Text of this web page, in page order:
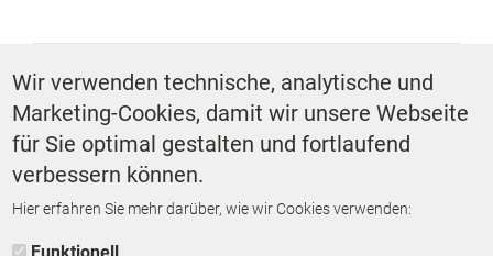
Ländlicher Raum
ZURÜCK ZUR STARTSEITE
Wir verwenden technische, analytische und
Marketing-Cookies, damit wir unsere Webseite
für Sie optimal gestalten und fortlaufend
verbessern können.
Hier erfahren Sie mehr darüber, wie wir Cookies verwenden: